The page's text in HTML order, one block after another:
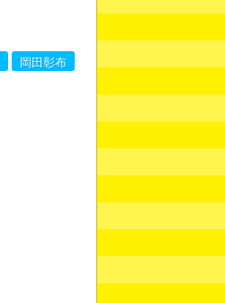
岡田彰布